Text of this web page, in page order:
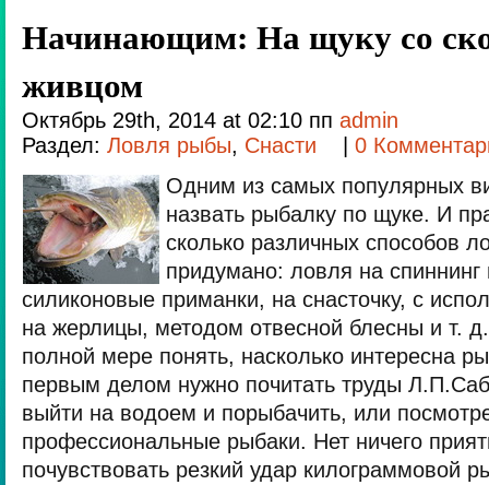
Начинающим: На щуку со
живцом
Октябрь 29th, 2014 at 02:10 пп admin
Раздел: Ловля рыбы, Снасти
0
Одним из самых популярных
назвать рыбалку по щуке. И
сколько различных способов
придумано: ловля на
силиконовые приманки, на снасточку, с
на жерлицы, методом отвесной блесны и т.
полной мере понять, насколько интересна
первым делом нужно почитать труды
выйти на водоем и порыбачить, или
профессиональные рыбаки. Нет ничего
почувствовать резкий удар килограммовой